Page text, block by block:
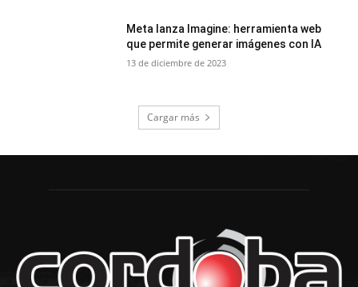
Meta lanza Imagine: herramienta web
que permite generar imágenes con IA
13 de diciembre de 2023
Cargar más